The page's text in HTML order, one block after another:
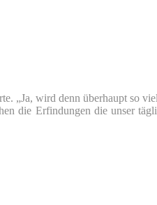
wird denn überhaupt so
die Erfindungen die unser